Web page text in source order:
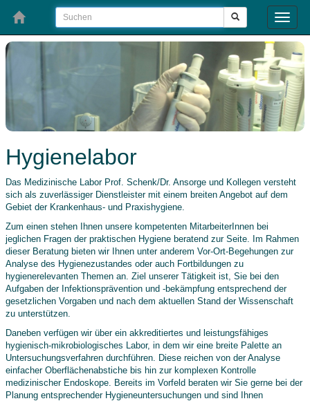
Toggle
Hygienelabor
Das Medizinische Labor Prof. Schenk/Dr. Ansorge und Kollegen versteht
sich als zuverlässiger Dienstleister mit einem breiten Angebot auf dem
Gebiet der Krankenhaus- und Praxishygiene.
Zum einen stehen Ihnen unsere kompetenten MitarbeiterInnen bei
jeglichen Fragen der praktischen Hygiene beratend zur Seite. Im Rahmen
dieser Beratung bieten wir Ihnen unter anderem Vor-Ort-Begehungen zur
Analyse des Hygienezustandes oder auch Fortbildungen zu
hygienerelevanten Themen an. Ziel unserer Tätigkeit ist, Sie bei den
Aufgaben der Infektionsprävention und -bekämpfung entsprechend der
gesetzlichen Vorgaben und nach dem aktuellen Stand der Wissenschaft
zu unterstützen.
Daneben verfügen wir über ein akkreditiertes und leistungsfähiges
hygienisch-mikrobiologisches Labor, in dem wir eine breite Palette an
Untersuchungsverfahren durchführen. Diese reichen von der Analyse
einfacher Oberflächenabstiche bis hin zur komplexen Kontrolle
medizinischer Endoskope. Bereits im Vorfeld beraten wir Sie gerne bei der
Planung entsprechender Hygieneuntersuchungen und sind Ihnen